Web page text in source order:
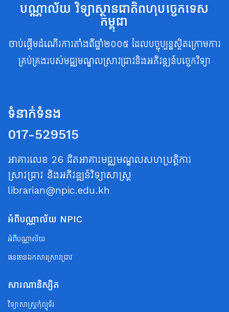
បណ្ណាល័យ វិទ្យាស្ថានជាតិពហុបច្ចេកទេស
កម្ពុជា
ចាប់ផ្តើមដំណើរការតាំងពីឆ្នាំ២០០៥ ដែលបច្ចុប្បន្នស្ថិតក្រោមការ
គ្រប់គ្រងរបស់មជ្ឈមណ្ឌលស្រាវជ្រាវនិងអភិវឌ្ឍន៍បច្ចេកវិទ្យា
ទំនាក់ទំនង
017-529515
អាគារលេខ 26 ជិតអាគារមជ្ឈមណ្ឌលសហប្រត្តិការ
ស្រាវជ្រាវ និងអភិវឌ្ឍន៍វិទ្យាសាស្ត្រ
librarian@npic.edu.kh
អំពីបណ្ណាល័យ NPIC
អំពីបណ្ណាល័យ
ធនធានឯកសារស្រាវជ្រាវ
សារណានិស្សិត
វិទ្យាសាស្ត្រកុំព្យូទ័រ